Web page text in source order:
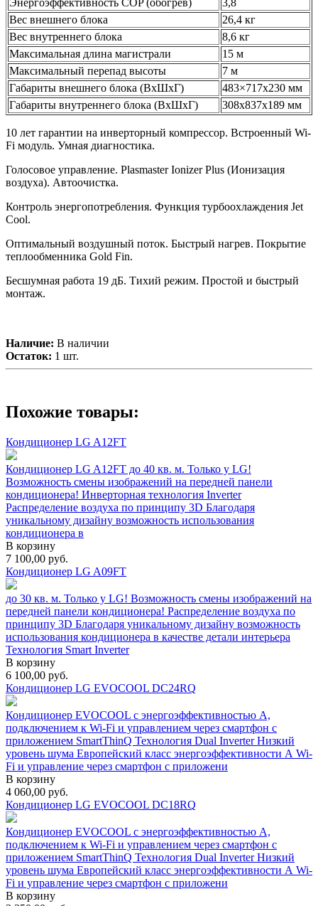
Вес внешнего блока
26,4 кг
Вес внутреннего блока
8,6 кг
Максимальная длина магистрали
15 м
Максимальный перепад высоты
7 м
Габариты внешнего блока (ВхШхГ)
483×717х230 мм
Габариты внутреннего блока (ВхШхГ)
308x837x189 мм
10 лет гарантии на инверторный компрессор. Встроенный Wi-
Fi модуль. Умная диагностика.
Голосовое управление. Plasmaster Ionizer Plus (Ионизация
воздуха). Автоочистка.
Контроль энергопотребления. Функция турбоохлаждения Jet
Cool.
Оптимальный воздушный поток. Быстрый нагрев. Покрытие
теплообменника Gold Fin.
Бесшумная работа 19 дБ. Тихий режим. Простой и быстрый
монтаж.
Наличие: В наличии
Остаток: 1 шт.
Похожие товары:
Кондиционер LG A12FT
Кондиционер LG A12FT до 40 кв. м. Только у LG!
Возможность смены изображений на передней панели
кондиционера! Инверторная технология Inverter
Распределение воздуха по принципу 3D Благодаря
уникальному дизайну возможность использования
кондиционера в
В корзину
7 100,00 руб.
Кондиционер LG A09FT
до 30 кв. м. Только у LG! Возможность смены изображений на
передней панели кондиционера! Распределение воздуха по
принципу 3D Благодаря уникальному дизайну возможность
использования кондиционера в качестве детали интерьера
Технология Smart Inverter
В корзину
6 100,00 руб.
Кондиционер LG EVOCOOL DC24RQ
Кондиционер EVOCOOL с энергоэффективностью А,
подключением к Wi-Fi и управлением через смартфон с
приложением SmartThinQ Технология Dual Inverter Низкий
уровень шума Европейский класс энергоэффективности А Wi-
Fi и управление через смартфон с приложени
В корзину
4 060,00 руб.
Кондиционер LG EVOCOOL DC18RQ
Кондиционер EVOCOOL с энергоэффективностью А,
подключением к Wi-Fi и управлением через смартфон с
приложением SmartThinQ Технология Dual Inverter Низкий
уровень шума Европейский класс энергоэффективности А Wi-
Fi и управление через смартфон с приложени
В корзину